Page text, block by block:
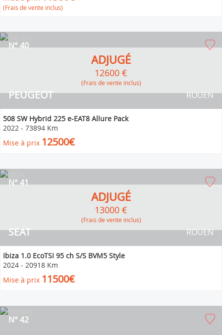
(Frais de vente inclus)
PEUGEOT
N° 40
ROUEN
ADJUGÉ
12600 €
(Frais de vente inclus)
508 SW Hybrid 225 e-EAT8 Allure Pack
2022 - 73894 Km
Mise à prix 12500€
SEAT
N° 41
ROUEN
ADJUGÉ
13000 €
(Frais de vente inclus)
Ibiza 1.0 EcoTSI 95 ch S/S BVM5 Style
2024 - 20918 Km
Mise à prix 11500€
N° 42